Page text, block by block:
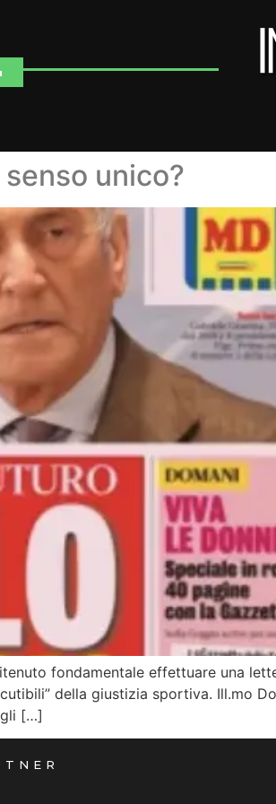
unico?
fondamentale effettuare una
della giustizia sportiva. Ill.mo
[…]